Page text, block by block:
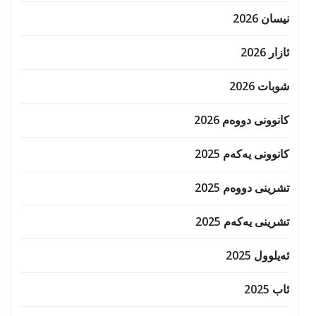
نیسان 2026
ئازار 2026
شوبات 2026
کانوونی دووەم 2026
کانوونی یەکەم 2025
تشرینی دووەم 2025
تشرینی یەکەم 2025
ئەیلوول 2025
ئاب 2025